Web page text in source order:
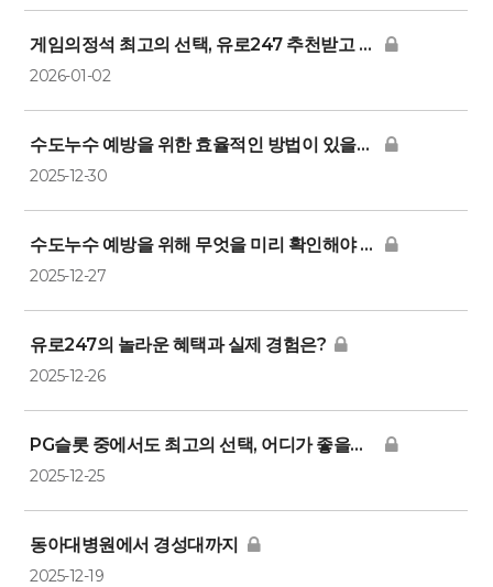
게임의정석 최고의 선택, 유로247 추천받고 싶어요!
2026-01-02
수도누수 예방을 위한 효율적인 방법이 있을까요?
2025-12-30
수도누수 예방을 위해 무엇을 미리 확인해야 할까요?
2025-12-27
유로247의 놀라운 혜택과 실제 경험은?
2025-12-26
PG슬롯 중에서도 최고의 선택, 어디가 좋을까요?
2025-12-25
동아대병원에서 경성대까지
2025-12-19